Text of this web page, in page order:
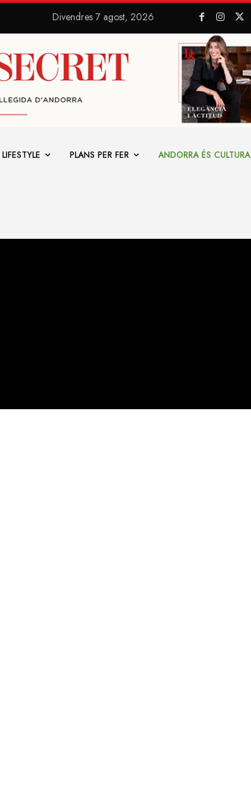
Divendres 7 agost, 2026
LIFESTYLE PLANS PER FER ANDORRA ÉS CULTURA